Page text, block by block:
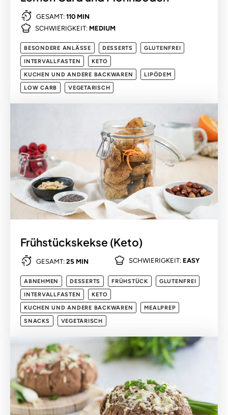
GESAMT: 110 MIN
SCHWIERIGKEIT: MEDIUM
BESONDERE ANLÄSSE DESSERTS
GLUTENFREI
INTERVALLFASTEN
KETO
KUCHEN UND ANDERE BACKWAREN
LIPÖDEM
LOW CARB
VEGETARISCH
Frühstückskekse (Keto)
GESAMT: 25 MIN SCHWIERIGKEIT: EASY
ABNEHMEN DESSERTS FRÜHSTÜCK
GLUTENFREI
INTERVALLFASTEN
KETO
KUCHEN UND ANDERE BACKWAREN
MEALPREP
SNACKS
VEGETARISCH